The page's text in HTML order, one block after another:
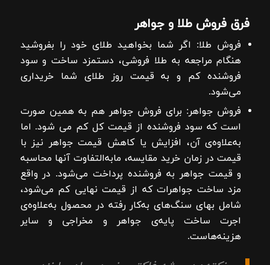
فرق فروش طلا و جواهر
فروش طلا: اگر شما بخواهید طلای خود را بفروشید
هنگام مراجعه به طلا فروشی، دستمزد ساخت و سود
فروشنده کم و به قیمت روز طلای شما خریداری
می‌شود.
فروش جواهر: برای فروش جواهر هم به همین صورت
است که سود فروشنده از قیمت کل کم می شود. اما
به‌علاوه‌ی آن، افزایش یا کاهش قیمت جواهر نیز با
قیمت در زمان خرید مقایسه، مابه‌التفاوت آنها محاسبه
و قیمت جواهر به فروشنده پرداخت می‌شود. در واقع
مزد ساخت جواهرات که از قیمت نهایی کم می‌شود،
شامل بهای سنگ‌های به‌کار رفته در محصول به‌علاوه‌ی
اجرت ساخت پایه‌ی جواهر و مخراجی و سایر
هزینه‌هاست.